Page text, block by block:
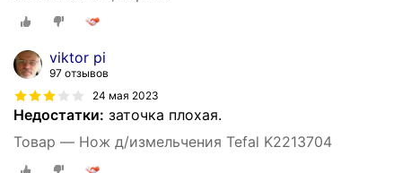
viktor pi
97 отзывов
24 мая 2023
Недостатки: заточка плохая.
Товар — Нож д/измельчения Tefal K2213704